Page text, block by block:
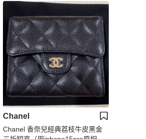
Chanel
Chanel 香奈兒經典荔枝牛皮黑金